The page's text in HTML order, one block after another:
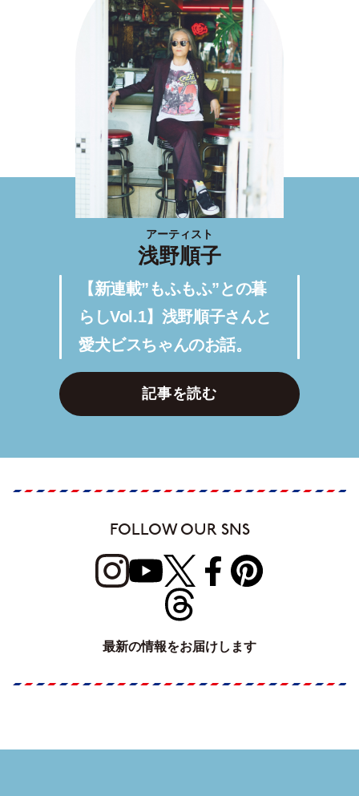
アーティスト
浅野順子
【新連載”もふもふ”との暮
らしVol.1】浅野順子さんと
愛犬ビスちゃんのお話。
記事を読む
FOLLOW OUR SNS
最新の情報をお届けします